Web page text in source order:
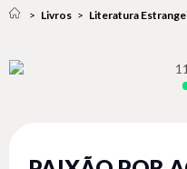
Livros Literatura